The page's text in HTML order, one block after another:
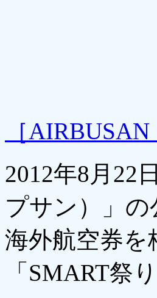
［
2012年8月22
プサン）」
海外航空券を
「SMART祭